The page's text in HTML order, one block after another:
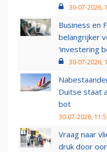
30-07-2026,
Business en
belangrijker
‘investering
30-07-2026,
Duitse staat
bot
30-07-2026,
Vraag naar
druk door